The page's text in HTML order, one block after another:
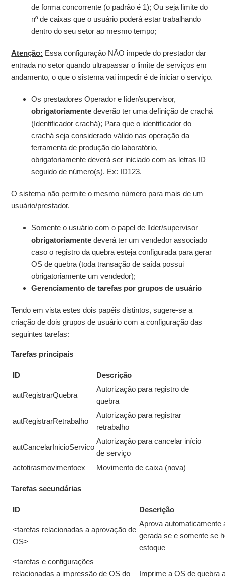
de forma concorrente (o padrão é 1); Ou seja limite do
nº de caixas que o usuário poderá estar trabalhando
dentro do seu setor ao mesmo tempo;
Atenção: Essa configuração NÃO impede do prestador dar
entrada no setor quando ultrapassar o limite de serviços em
andamento, o que o sistema vai impedir é de iniciar o serviço.
Os prestadores Operador e líder/supervisor,
obrigatoriamente deverão ter uma definição de crachá
(Identificador crachá); Para que o identificador do
crachá seja considerado válido nas operação da
ferramenta de produção do laboratório,
obrigatoriamente deverá ser iniciado com as letras ID
seguido de número(s). Ex: ID123.
O sistema não permite o mesmo número para mais de um
usuário/prestador.
Somente o usuário com o papel de líder/supervisor
obrigatoriamente deverá ter um vendedor associado
caso o registro da quebra esteja configurada para gerar
OS de quebra (toda transação de saída possui
obrigatoriamente um vendedor);
Gerenciamento de tarefas por grupos de usuário
Tendo em vista estes dois papéis distintos, sugere-se a
criação de dois grupos de usuário com a configuração das
seguintes tarefas:
Tarefas principais
ID Descrição
autRegistrarQuebra
Autorização para registro de
quebra
autRegistrarRetrabalho
Autorização para registrar
retrabalho
autCancelarInicioServico
Autorização para cancelar início
de serviço
actotirasmovimentoex
Movimento de caixa (nova)
Tarefas secundárias
ID Descrição
<tarefas relacionadas a aprovação de
OS>
Aprova automaticamente
gerada se e somente se
estoque
<tarefas e configurações
relacionadas a impressão de OS do
Imprime a OS de